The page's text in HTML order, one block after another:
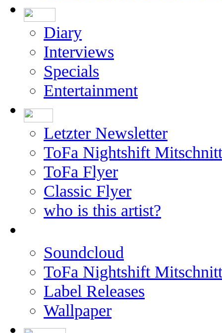
Diary
Interviews
Specials
Entertainment
Letzter Newsletter
ToFa Nightshift
ToFa Flyer
Classic Flyer
who is this artist?
Soundcloud
ToFa Nightshift
Label Releases
Wallpaper